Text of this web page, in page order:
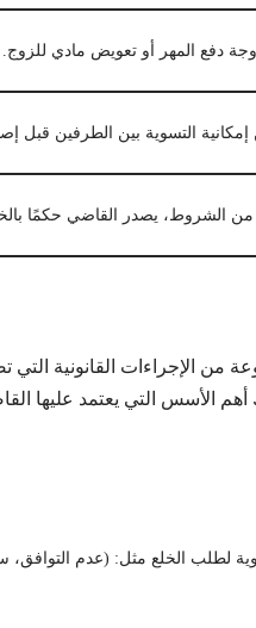
دفع المهر أو تعويض مادي للزوج.
التسوية بين الطرفين قبل
من الشروط، يصدر القاضي حكمًا
من الإجراءات القانونية
أهم الأسس التي يعتمد عليها
لطلب الخلع مثل: (عدم التوافق،